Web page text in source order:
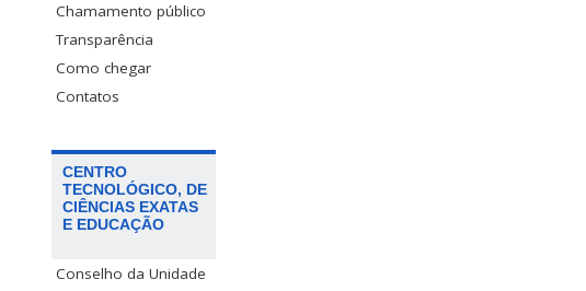
Chamamento público
Transparência
Como chegar
Contatos
CENTRO
TECNOLÓGICO, DE
CIÊNCIAS EXATAS
E EDUCAÇÃO
Conselho da Unidade